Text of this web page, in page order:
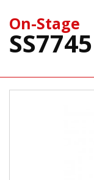
On-Stage
SS7745